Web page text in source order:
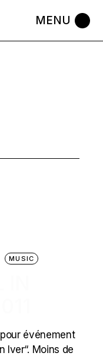
MUSIC
événement
Iver“. Moins de